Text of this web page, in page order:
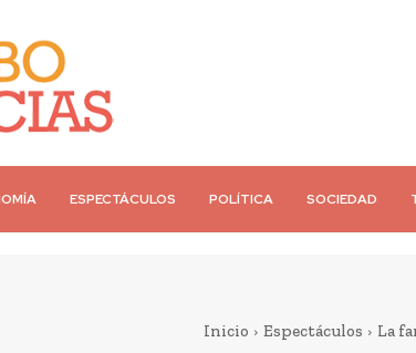
ESPECTÁCULOS POLÍTICA SOCIEDAD
Inicio Espectáculos La